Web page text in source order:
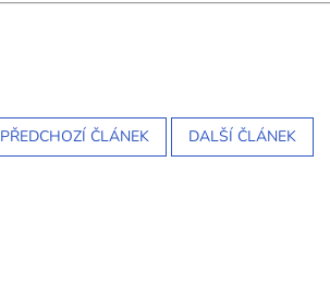
PŘEDCHOZÍ ČLÁNEK DALŠÍ ČLÁNEK